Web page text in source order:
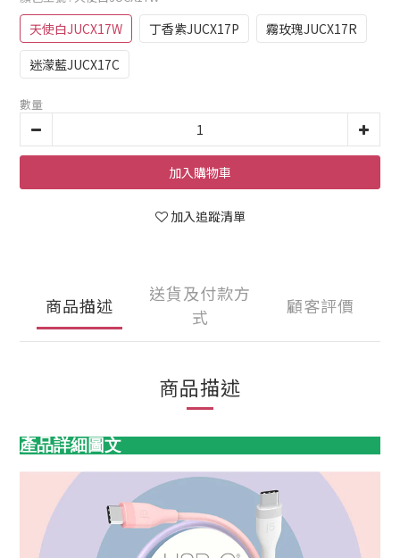
天使白JUCX17W 丁香紫JUCX17P
霧玫瑰JUCX17R
迷濛藍JUCX17C
數量
加入購物車
加入追蹤清單
商品描述
送貨及付款方
式
顧客評價
商品描述
產品詳細圖文